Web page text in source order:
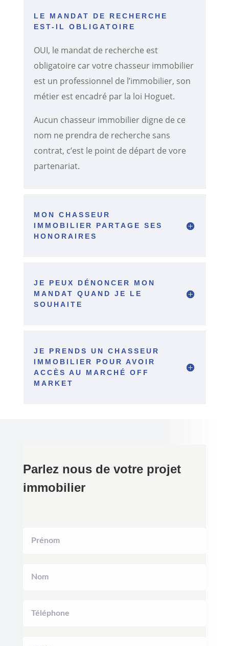
LE MANDAT DE RECHERCHE
EST-IL OBLIGATOIRE
OUI, le mandat de recherche est
obligatoire car votre chasseur immobilier
est un professionnel de l’immobilier, son
métier est encadré par la loi Hoguet.
Aucun chasseur immobilier digne de ce
nom ne prendra de recherche sans
contrat, c’est le point de départ de vore
partenariat.
MON CHASSEUR
IMMOBILIER PARTAGE SES
HONORAIRES
JE PEUX DÉNONCER MON
MANDAT QUAND JE LE
SOUHAITE
JE PRENDS UN CHASSEUR
IMMOBILIER POUR AVOIR
ACCÈS AU MARCHÉ OFF
MARKET
Parlez nous de votre projet
immobilier